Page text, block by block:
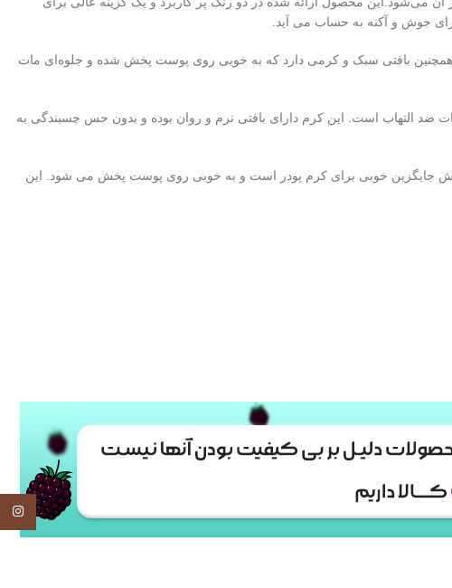
جوش و آکنه به حساب می آید.
بافتی سبک و کرمی دارد که به خوبی روی پوست پخش شده و جلوه‌ای مات
ضد التهاب است. این کرم دارای بافتی نرم و روان بوده و بدون حس چسبندگی به
جایگزین خوبی برای کرم پودر است و به خوبی روی پوست پخش می شود. این